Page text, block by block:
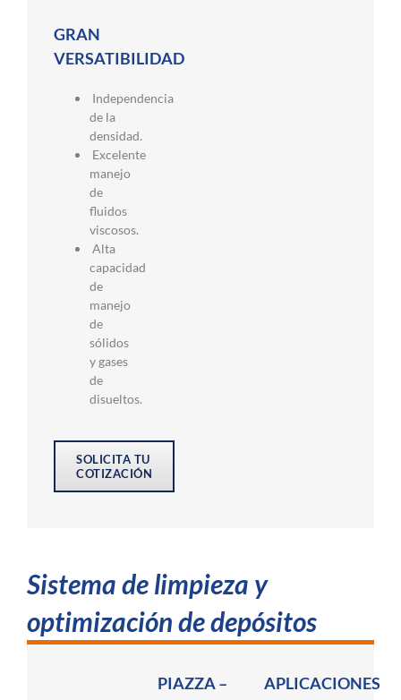
GRAN
VERSATIBILIDAD
Independencia
de la
densidad.
Excelente
manejo
de
fluidos
viscosos.
Alta
capacidad
de
manejo
de
sólidos
y gases
de
disueltos.
SOLICITA TU
COTIZACIÓN
Sistema de limpieza y
optimización de depósitos
PIAZZA –
APLICACIONES